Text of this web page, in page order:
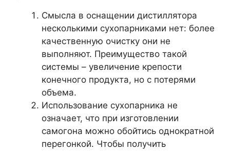
Смысла в оснащении дистиллятора
несколькими сухопарниками нет: более
качественную очистку они не
выполняют. Преимущество такой
системы – увеличение крепости
конечного продукта, но с потерями
объема.
Использование сухопарника не
означает, что при изготовлении
самогона можно обойтись однократной
перегонкой. Чтобы получить